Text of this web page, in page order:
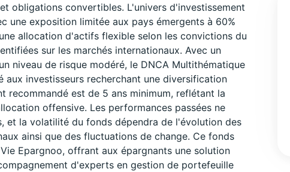
obligations convertibles. L'univers d'investissement
une exposition limitée aux pays émergents à 60%
allocation d'actifs flexible selon les convictions du
sur les marchés internationaux. Avec un
niveau de risque modéré, le DNCA Multithématique
investisseurs recherchant une diversification
recommandé est de 5 ans minimum, reflétant la
offensive. Les performances passées ne
et la volatilité du fonds dépendra de l'évolution des
ainsi que des fluctuations de change. Ce fonds
Epargnoo, offrant aux épargnants une solution
d'experts en gestion de portefeuille